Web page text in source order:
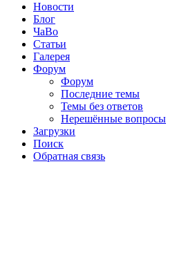
Новости
Блог
ЧаВо
Статьи
Галерея
Форум
Форум
Последние темы
Темы без ответов
Нерешённые вопросы
Загрузки
Поиск
Обратная связь